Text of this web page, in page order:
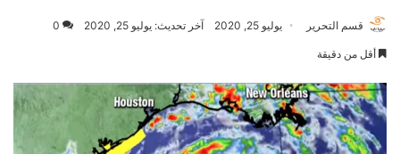
قسم التحرير يوليو 25, 2020 آخر تحديث: يوليو 25, 2020 0
أقل من دقيقة